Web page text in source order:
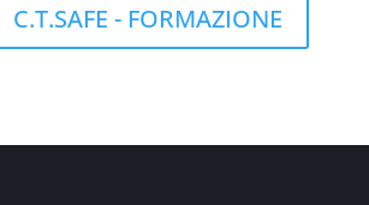
C.T.SAFE - FORMAZIONE